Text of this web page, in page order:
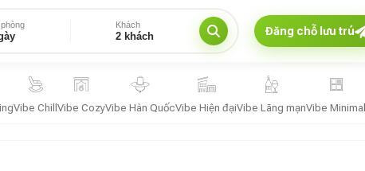
Khách
2 khách Đăng chỗ lưu trú
Vibe Chill Vibe CozyVibe Hàn QuốcVibe Hiện đạiVibe Lãng mạnVibe Minimal